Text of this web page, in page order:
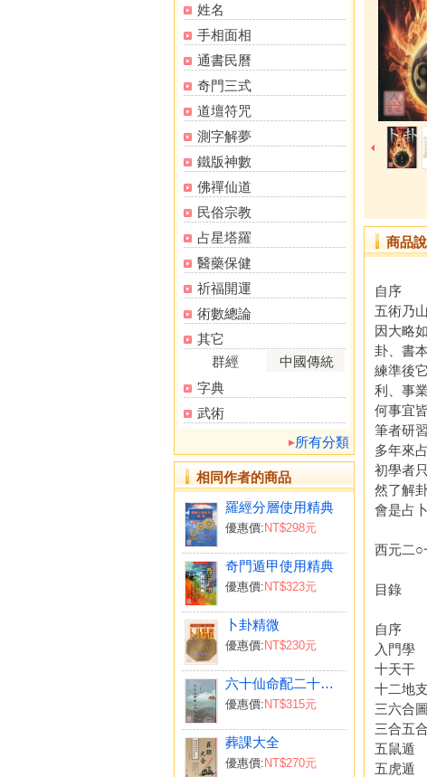
姓名
手相面相
通書民曆
奇門三式
道壇符咒
測字解夢
鐵版神數
佛禪仙道
民俗宗教
占星塔羅
醫藥保健
祈福開運
術數總論
其它
群經
中國傳統
字典
武術
所有分類
相同作者的商品
羅經分層使用精典
優惠價: NT$298元
奇門遁甲使用精典
優惠價: NT$323元
卜卦精微
優惠價: NT$230元
六十仙命配二十四山
優惠價: NT$315元
葬課大全
優惠價: NT$270元
商品說
自序
五術乃
因大略
卦、書
練準後
利、事
何事宜
筆者研
多年來
初學者
然了解
會是占
西元二○
目錄
自序
入門學
十天干
十二地支
三六合圖
三合五
五鼠遁
五虎遁